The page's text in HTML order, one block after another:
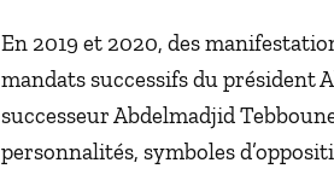
En 2019 et 2020, des
mandats successifs du président
successeur Abdelmadjid
personnalités, symboles